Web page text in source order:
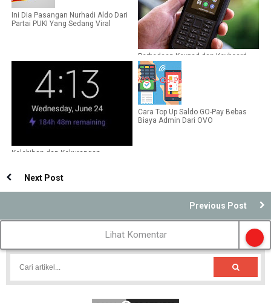
Ini Dia Pasangan Nurhadi Aldo Dari
Partai PUKI Yang Sedang Viral
Perbedaan Keypad dan Keyboard,
Ternyata Tidak Sama
Kelebihan dan Kekurangan
Cara Top Up Saldo GO-Pay Bebas
Biaya Admin Dari OVO
Next Post
Previous Post
Lihat Komentar